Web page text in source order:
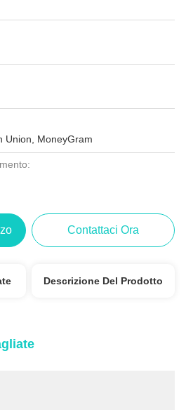
Union, MoneyGram
Contattaci Ora
Descrizione Del Prodotto